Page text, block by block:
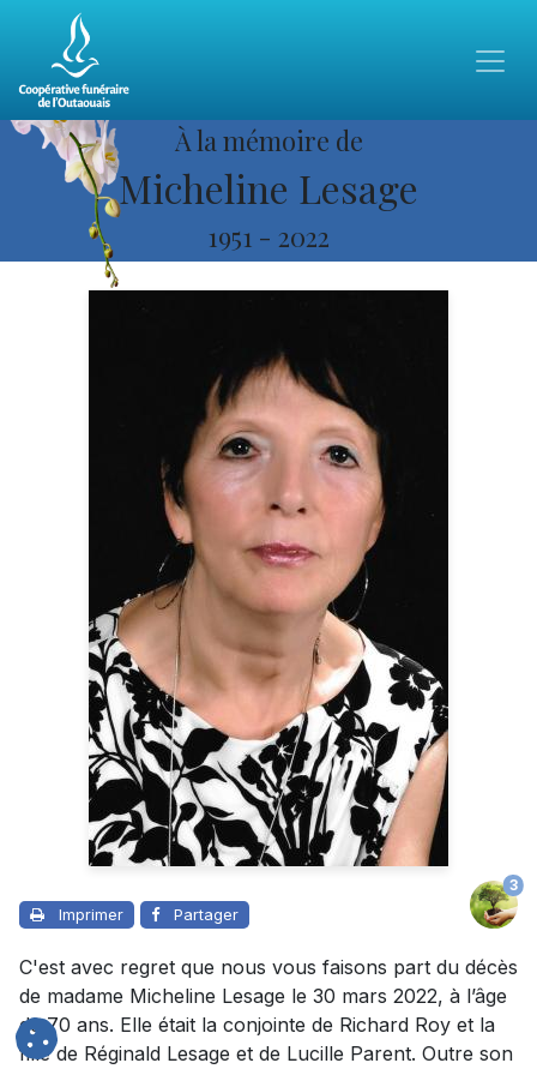
À la mémoire de
Micheline Lesage
1951 - 2022
Imprimer Partager
3
C'est avec regret que nous vous faisons part du décès
de madame Micheline Lesage le 30 mars 2022, à l’âge
de 70 ans. Elle était la conjointe de Richard Roy et la
fille de Réginald Lesage et de Lucille Parent. Outre son